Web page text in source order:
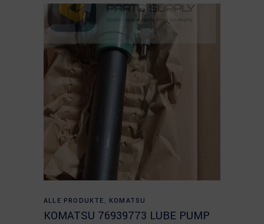
Read more
ALLE PRODUKTE , KOMATSU
KOMATSU 76939773 LUBE PUMP